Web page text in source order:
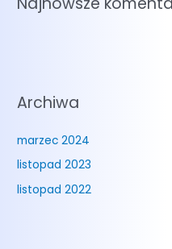
Archiwa
marzec 2024
listopad 2023
listopad 2022